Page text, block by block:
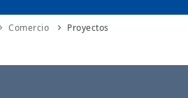
Comercio Proyectos